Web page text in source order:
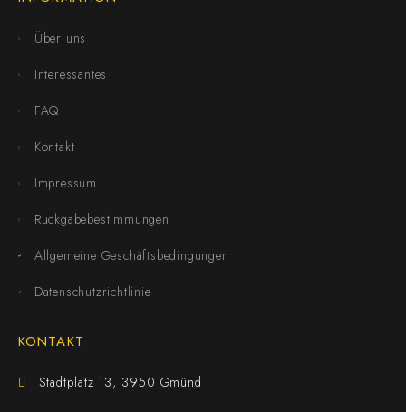
Über uns
Interessantes
FAQ
Kontakt
Impressum
Rückgabebestimmungen
Allgemeine Geschäftsbedingungen
Datenschutzrichtlinie
KONTAKT
Stadtplatz 13, 3950 Gmünd